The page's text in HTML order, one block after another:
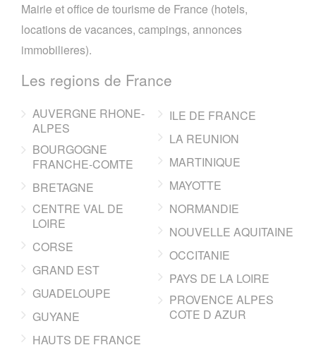
Mairie et office de tourisme de France (hotels,
locations de vacances, campings, annonces
immobilieres).
Les regions de France
AUVERGNE RHONE-
ALPES
BOURGOGNE
FRANCHE-COMTE
BRETAGNE
CENTRE VAL DE
LOIRE
CORSE
GRAND EST
GUADELOUPE
GUYANE
HAUTS DE FRANCE
ILE DE FRANCE
LA REUNION
MARTINIQUE
MAYOTTE
NORMANDIE
NOUVELLE AQUITAINE
OCCITANIE
PAYS DE LA LOIRE
PROVENCE ALPES
COTE D AZUR